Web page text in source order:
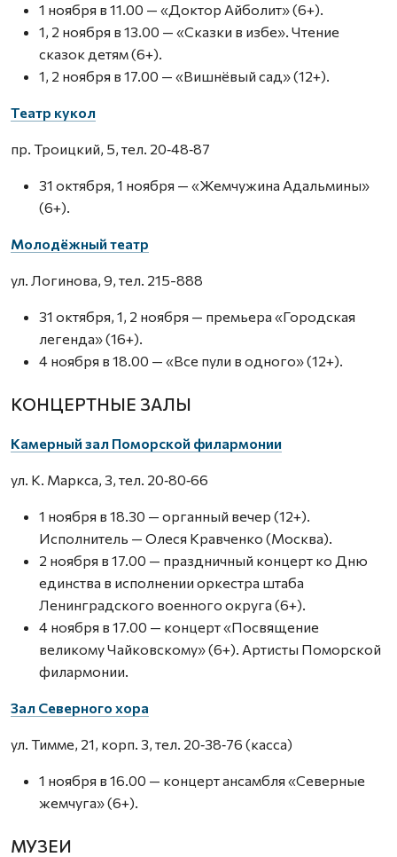
1 ноября в 11.00 — «Доктор Айболит» (6+).
1, 2 ноября в 13.00 — «Сказки в избе». Чтение
сказок детям (6+).
1, 2 ноября в 17.00 — «Вишнёвый сад» (12+).
Театр кукол
пр. Троицкий, 5, тел. 20‑48‑87
31 октября, 1 ноября — «Жемчужина Адальмины»
(6+).
Молодёжный театр
ул. Логинова, 9, тел. 215-888
31 октября, 1, 2 ноября — премьера «Городская
легенда» (16+).
4 ноября в 18.00 — «Все пули в одного» (12+).
КОНЦЕРТНЫЕ ЗАЛЫ
Камерный зал Поморской филармонии
ул. К. Маркса, 3, тел. 20‑80‑66
1 ноября в 18.30 — органный вечер (12+).
Исполнитель — Олеся Кравченко (Москва).
2 ноября в 17.00 — праздничный концерт ко Дню
единства в исполнении оркестра штаба
Ленинградского военного округа (6+).
4 ноября в 17.00 — концерт «Посвящение
великому Чайковскому» (6+). Артисты Поморской
филармонии.
Зал Северного хора
ул. Тимме, 21, корп. 3, тел. 20‑38‑76 (касса)
1 ноября в 16.00 — концерт ансамбля «Северные
жемчуга» (6+).
МУЗЕИ